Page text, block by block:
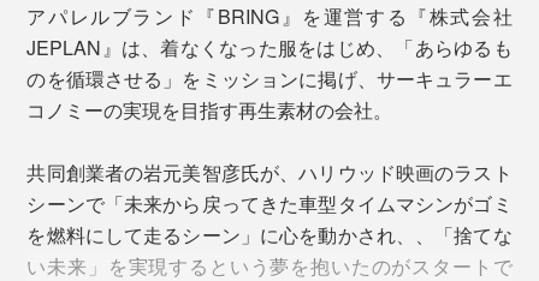
「ショーツは、一度も洗うことなく履いていました。縫
い目がないため、すごく動きやすかったです。
アパレルブランド『BRING』を運営する『株式会社
JEPLAN』は、着なくなった服をはじめ、「あらゆるも
のを循環させる」をミッションに掲げ、サーキュラーエ
コノミーの実現を目指す再生素材の会社。
共同創業者の岩元美智彦氏が、ハリウッド映画のラスト
シーンで「未来から戻ってきた車型タイムマシンがゴミ
を燃料にして走るシーン」に心を動かされ、、「捨てな
い未来」を実現するという夢を抱いたのがスタートで